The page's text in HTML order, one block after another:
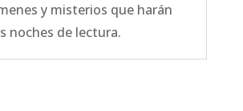
y misterios que harán
noches de lectura.